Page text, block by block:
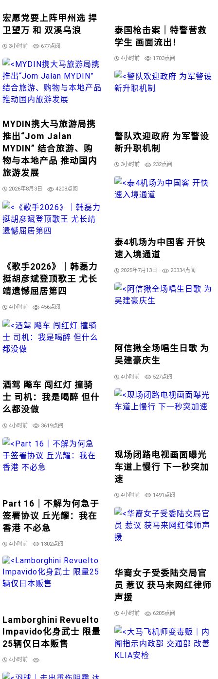
宏愿党要上阵甲州选 捍
卫望万 和 双溪乌浪
3小时前 677点阅
泰国枪击案｜特警营救
学生 画面流出！
4小时前 1703点阅
MYDIN携大马旅游局携
推出“Jom Jalan
MYDIN” 结合旅游、购
物与本地产品 推动国内
旅游发展
2026年8月3日 4208点阅
警队欢迎政府 为军警设
新升职机制
3小时前 232点阅
泰4机场为中国客 开快
速入境通道
2025年7月13日 20334点阅
《歌手2026》｜韩磊力
挺胡彦斌登顶歌王 尤长
靖遗憾屈居第四
4小时前 456点阅
阿信揪全场唱生日歌 为
吴建豪庆生
4小时前 527点阅
酒驾 飚车 闯红灯 撞骑
士 司机：我是喝醉 但什
么都没做
4小时前 3619点阅
现场闭路电视画面曝光
车道上慢行 下一秒突加
速
4小时前 1491点阅
Part 16｜不解为何急于
签署协议 丘光耀：我在
香港 不必急
4小时前 1302点阅
华裔女子受委陆交局官
员 惹议 获马来网红律师
声援
4小时前 6205点阅
Lamborghini Revuelto
Impavido化身武士 限量
25辆仅日本贩售
4小时前